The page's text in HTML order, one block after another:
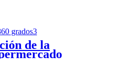
de la